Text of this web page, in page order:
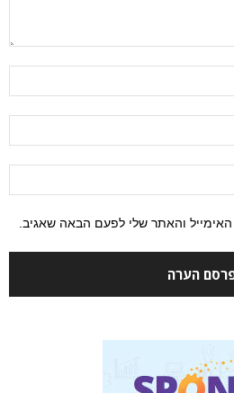
והאתר שלי לפעם הבאה שאגיב.